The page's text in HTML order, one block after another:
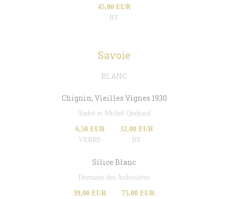
45,00 EUR
BT
Savoie
BLANC
Chignin, Vieilles Vignes 1930
André et Michel Quénard
6,50 EUR
VERRE
32,00 EUR
BT
Silice Blanc
Domaine des Ardoisières
39,00 EUR
75,00 EUR